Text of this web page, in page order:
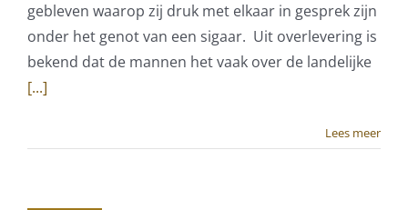
gebleven waarop zij druk met elkaar in gesprek zijn
onder het genot van een sigaar. Uit overlevering is
bekend dat de mannen het vaak over de landelijke
[...]
Lees meer